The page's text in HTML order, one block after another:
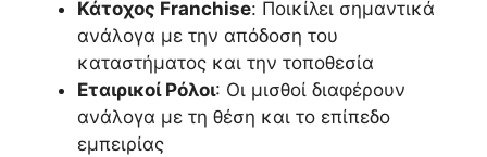
Κάτοχος Franchise: Ποικίλει σημαντικά
ανάλογα με την απόδοση του
καταστήματος και την τοποθεσία
Εταιρικοί Ρόλοι: Οι μισθοί διαφέρουν
ανάλογα με τη θέση και το επίπεδο
εμπειρίας